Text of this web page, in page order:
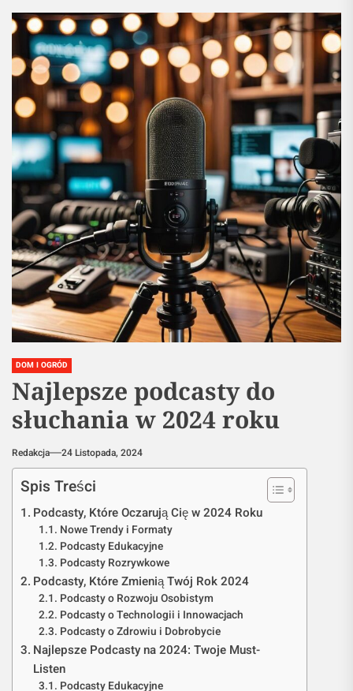
DOM I OGRÓD
Najlepsze podcasty do
słuchania w 2024 roku
Redakcja 24 Listopada, 2024
Spis Treści
Podcasty, Które Oczarują Cię w 2024 Roku
Nowe Trendy i Formaty
Podcasty Edukacyjne
Podcasty Rozrywkowe
Podcasty, Które Zmienią Twój Rok 2024
Podcasty o Rozwoju Osobistym
Podcasty o Technologii i Innowacjach
Podcasty o Zdrowiu i Dobrobycie
Najlepsze Podcasty na 2024: Twoje Must-
Listen
Podcasty Edukacyjne